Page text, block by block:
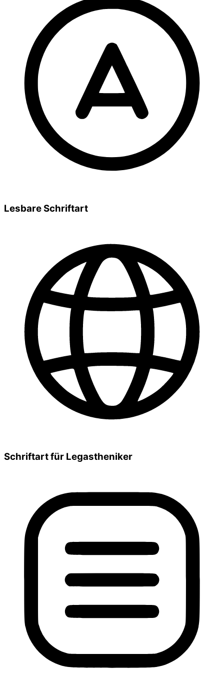
Lesbare Schriftart
Schriftart für Legastheniker